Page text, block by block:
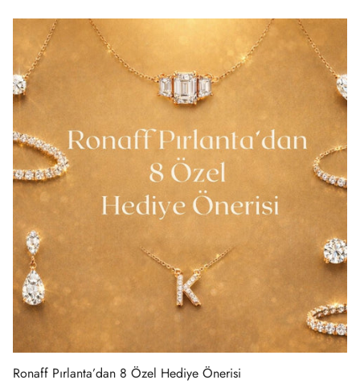
Ronaff Pırlanta’dan 8 Özel Hediye Önerisi